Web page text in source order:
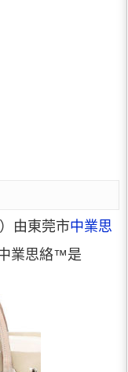
由東莞市中業思
業思絡™是